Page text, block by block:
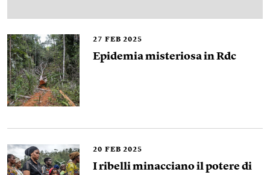
27 FEB 2025
Epidemia misteriosa in Rdc
20 FEB 2025
I ribelli minacciano il potere di